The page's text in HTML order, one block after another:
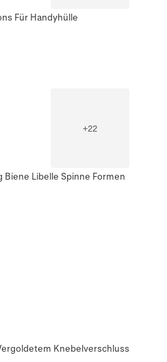
Für Handyhülle
+22
Biene Libelle Spinne Formen
Knebelverschluss